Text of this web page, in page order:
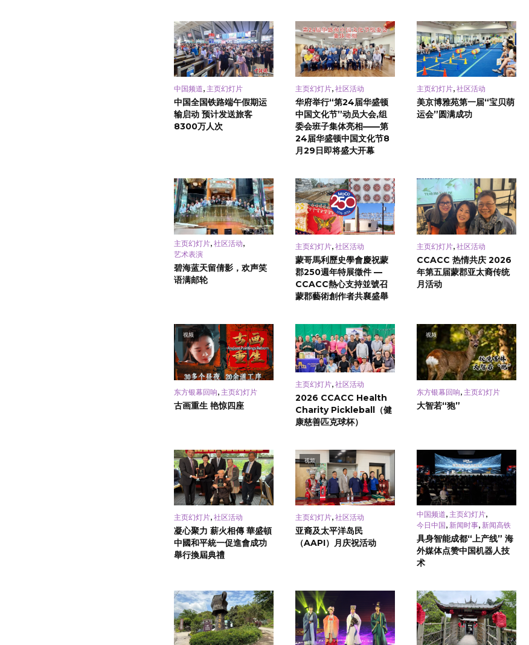
中国频道, 主页幻灯片
中国全国铁路端午假期运
输启动 预计发送旅客
8300万人次
主页幻灯片, 社区活动
华府举行“第24届华盛顿
中国文化节”动员大会,组
委会班子集体亮相——第
24届华盛顿中国文化节8
月29日即将盛大开幕
主页幻灯片, 社区活动
美京博雅苑第一届“宝贝萌
运会”圆满成功
主页幻灯片, 社区活动,
艺术表演
碧海蓝天留倩影，欢声笑
语满邮轮
主页幻灯片, 社区活动
蒙哥馬利歷史學會慶祝蒙
郡250週年特展徵件 —
CCACC熱心支持並號召
蒙郡藝術創作者共襄盛舉
主页幻灯片, 社区活动
CCACC 热情共庆 2026
年第五届蒙郡亚太裔传统
月活动
视频
东方银幕回响, 主页幻灯片
古画重生 艳惊四座
主页幻灯片 社区活动
2026 CCACC Health
Charity Pickleball（健
康慈善匹克球杯）
视频
东方银幕回响, 主页幻灯片
大智若“狍”
主页幻灯片, 社区活动
凝心聚力 薪火相傳 華盛頓
中國和平統一促進會成功
舉行換屆典禮
视频
主页幻灯片, 社区活动
亚裔及太平洋岛民
（AAPI）月庆祝活动
中国频道, 主页幻灯片,
今日中国, 新闻时事, 新闻高铁
具身智能成都“上产线” 海
外媒体点赞中国机器人技
术